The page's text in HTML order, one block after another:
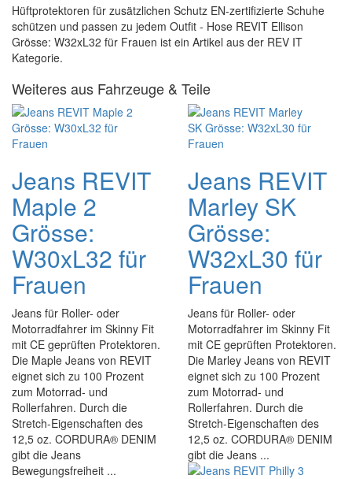
Hüftprotektoren für zusätzlichen Schutz EN-zertifizierte Schuhe
schützen und passen zu jedem Outfit - Hose REVIT Ellison
Grösse: W32xL32 für Frauen ist ein Artikel aus der REV IT
Kategorie.
Weiteres aus Fahrzeuge & Teile
Jeans REVIT
Maple 2
Grösse:
W30xL32 für
Frauen
Jeans für Roller- oder
Motorradfahrer im Skinny Fit
mit CE geprüften Protektoren.
Die Maple Jeans von REVIT
eignet sich zu 100 Prozent
zum Motorrad- und
Rollerfahren. Durch die
Stretch-Eigenschaften des
12,5 oz. CORDURA® DENIM
gibt die Jeans
Bewegungsfreiheit ...
Jeans REVIT
Marley SK
Grösse:
W32xL30 für
Frauen
Jeans für Roller- oder
Motorradfahrer im Skinny Fit
mit CE geprüften Protektoren.
Die Marley Jeans von REVIT
eignet sich zu 100 Prozent
zum Motorrad- und
Rollerfahren. Durch die
Stretch-Eigenschaften des
12,5 oz. CORDURA® DENIM
gibt die Jeans ...